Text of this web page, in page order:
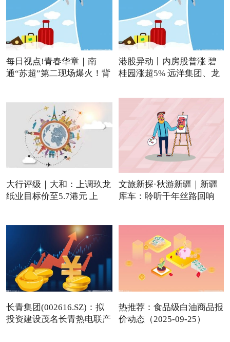
每日视点!青春华章｜南
通“苏超”第二现场爆火！背
港股异动丨内房股普涨 碧
桂园涨超5% 远洋集团、龙
大行评级｜大和：上调玖龙
纸业目标价至5.7港元 上
文旅新探·秋游新疆｜新疆
库车：聆听千年丝路回响
长青集团(002616.SZ)：拟
投资建设茂名长青热电联产
热推荐：食品级白油商品报
价动态（2025-09-25）